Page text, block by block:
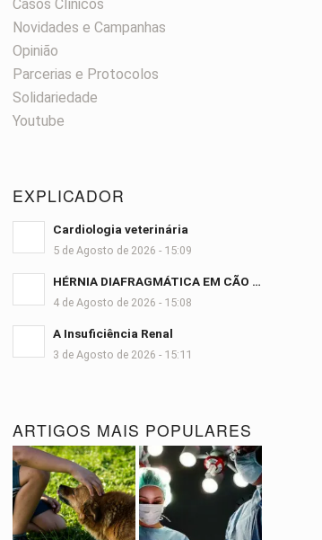
Casos Clínicos
Novidades e Campanhas
Opinião
Parcerias e Protocolos
Solidariedade
Youtube
EXPLICADOR
Cardiologia veterinária
5 de Agosto de 2026 - 15:09
HÉRNIA DIAFRAGMÁTICA EM CÃO …
4 de Agosto de 2026 - 15:08
A Insuficiência Renal
3 de Agosto de 2026 - 15:11
ARTIGOS MAIS POPULARES